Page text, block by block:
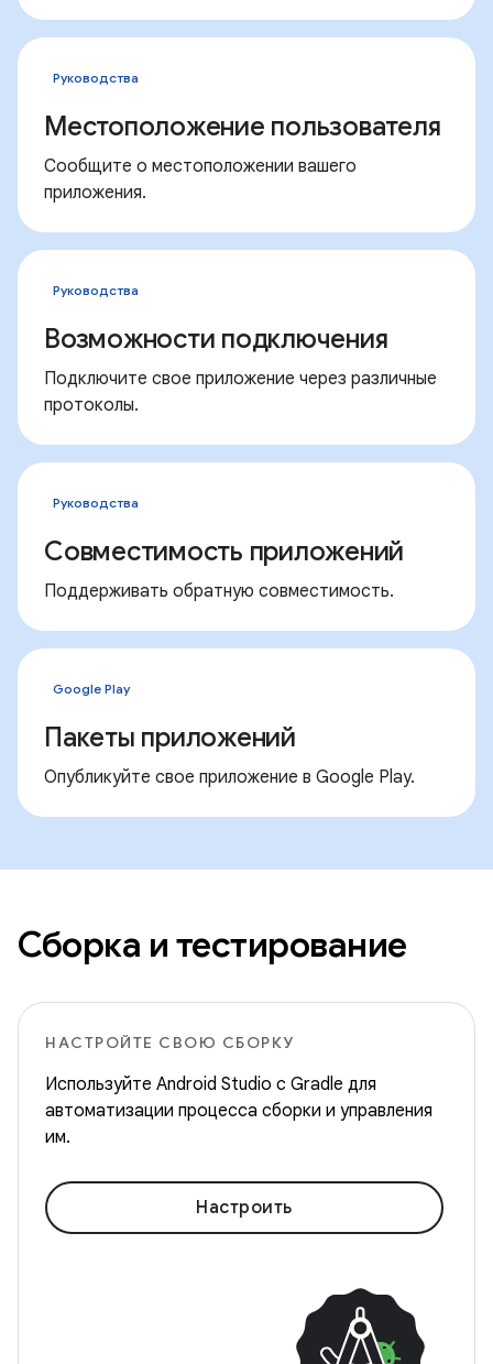
Руководства
Местоположение пользователя
Сообщите о местоположении вашего
приложения.
Руководства
Возможности подключения
Подключите свое приложение через различные
протоколы.
Руководства
Совместимость приложений
Поддерживать обратную совместимость.
Google Play
Пакеты приложений
Опубликуйте свое приложение в Google Play.
Сборка и тестирование
НАСТРОЙТЕ СВОЮ СБОРКУ
Используйте Android Studio с Gradle для
автоматизации процесса сборки и управления
им.
Настроить